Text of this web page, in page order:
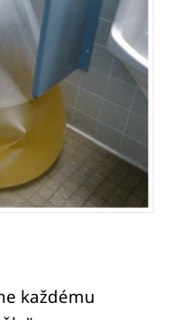
každému